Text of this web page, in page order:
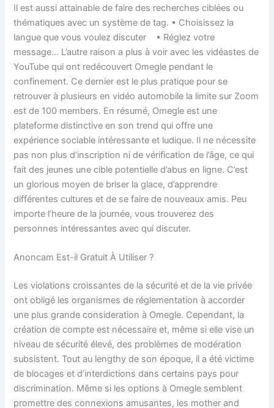
Il est aussi attainable de faire des recherches ciblées ou
thématiques avec un système de tag. • Choisissez la
langue que vous voulez discuter • Réglez votre
message… L’autre raison a plus à voir avec les vidéastes de
YouTube qui ont redécouvert Omegle pendant le
confinement. Ce dernier est le plus pratique pour se
retrouver à plusieurs en vidéo automobile la limite sur Zoom
est de 100 members. En résumé, Omegle est une
plateforme distinctive en son trend qui offre une
expérience sociable intéressante et ludique. Il ne nécessite
pas non plus d’inscription ni de vérification de l’âge, ce qui
fait des jeunes une cible potentielle d’abus en ligne. C’est
un glorious moyen de briser la glace, d’apprendre
différentes cultures et de se faire de nouveaux amis. Peu
importe l’heure de la journée, vous trouverez des
personnes intéressantes avec qui discuter.
Anoncam Est-il Gratuit À Utiliser ?
Les violations croissantes de la sécurité et de la vie privée
ont obligé les organismes de réglementation à accorder
une plus grande consideration à Omegle. Cependant, la
création de compte est nécessaire et, même si elle vise un
niveau de sécurité élevé, des problèmes de modération
subsistent. Tout au lengthy de son époque, il a été victime
de blocages et d’interdictions dans certains pays pour
discrimination. Même si les options à Omegle semblent
promettre des connexions amusantes, les mother and